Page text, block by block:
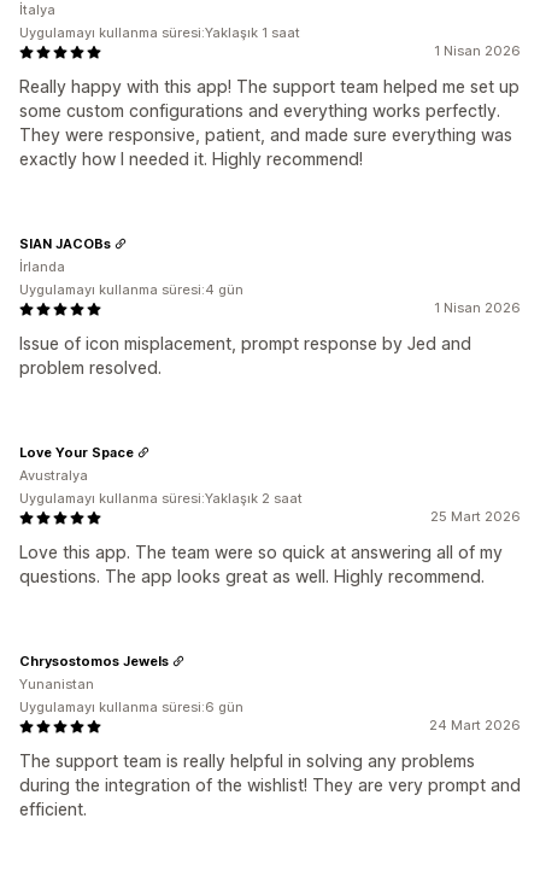
1 Nisan 2026
Really happy with this app! The support team helped me set up
some custom configurations and everything works perfectly.
They were responsive, patient, and made sure everything was
exactly how I needed it. Highly recommend!
İtalya
Uygulamayı kullanma süresi:Yaklaşık 1 saat
1 Nisan 2026
Issue of icon misplacement, prompt response by Jed and
problem resolved.
SIAN JACOBs
İrlanda
Uygulamayı kullanma süresi:4 gün
25 Mart 2026
Love this app. The team were so quick at answering all of my
questions. The app looks great as well. Highly recommend.
Love Your Space
Avustralya
Uygulamayı kullanma süresi:Yaklaşık 2 saat
24 Mart 2026
The support team is really helpful in solving any problems
during the integration of the wishlist! They are very prompt and
efficient.
Chrysostomos Jewels
Yunanistan
Uygulamayı kullanma süresi:6 gün